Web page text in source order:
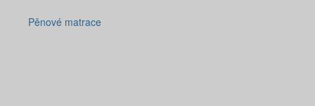
Pěnové matrace